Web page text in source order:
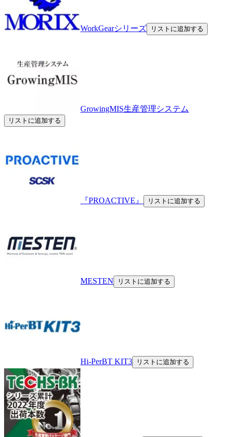
WorkGearシリーズ リストに追加する
GrowingMIS生産管理システム
リストに追加する
『PROACTIVE』 リストに追加する
MESTEN リストに追加する
Hi-PerBT KIT3 リストに追加する